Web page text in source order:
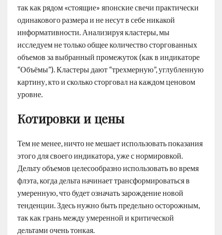
так как рядом «стоящие» японские свечи практически
одинакового размера и не несут в себе никакой
информативности. Анализируя кластеры, мы
исследуем не только общее количество сторгованных
объемов за выбранный промежуток (как в индикаторе
“Объёмы”). Кластеры дают “трехмерную”, углубленную
картину, кто и сколько сторговал на каждом ценовом
уровне.
Котировки и цены
Тем не менее, ничто не мешает использовать показания
этого для своего индикатора, уже с нормировкой.
Дельту объемов целесообразно использовать во время
флэта, когда дельта начинает трансформироваться в
умеренную, что будет означать зарождение новой
тенденции. Здесь нужно быть предельно осторожным,
так как грань между умеренной и критической
дельтами очень тонкая.